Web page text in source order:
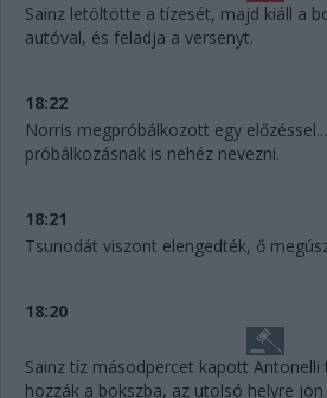
Sainz letöltötte a tízesét, majd kiáll a
autóval, és feladja a versenyt.
18:22
Norris megpróbálkozott egy
próbálkozásnak is nehéz nevezni.
18:21
Tsunodát viszont elengedték, ő
18:20
Sainz tíz másodpercet kapott
hozzák a bokszba, az utolsó helyre jön